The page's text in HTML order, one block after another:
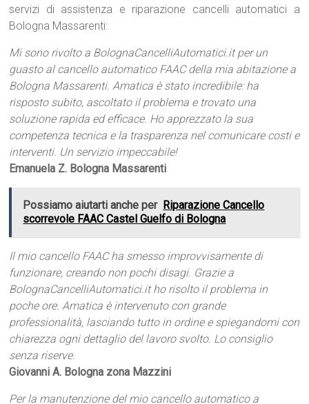
servizi di assistenza e riparazione cancelli automatici a
Bologna Massarenti:
Mi sono rivolto a BolognaCancelliAutomatici.it per un
guasto al cancello automatico FAAC della mia abitazione a
Bologna Massarenti. Amatica è stato incredibile: ha
risposto subito, ascoltato il problema e trovato una
soluzione rapida ed efficace. Ho apprezzato la sua
competenza tecnica e la trasparenza nel comunicare costi e
interventi. Un servizio impeccabile!
Emanuela Z. Bologna Massarenti
Possiamo aiutarti anche per Riparazione Cancello
scorrevole FAAC Castel Guelfo di Bologna
Il mio cancello FAAC ha smesso improvvisamente di
funzionare, creando non pochi disagi. Grazie a
BolognaCancelliAutomatici.it ho risolto il problema in
poche ore. Amatica è intervenuto con grande
professionalità, lasciando tutto in ordine e spiegandomi con
chiarezza ogni dettaglio del lavoro svolto. Lo consiglio
senza riserve.
Giovanni A. Bologna zona Mazzini
Per la manutenzione del mio cancello automatico a